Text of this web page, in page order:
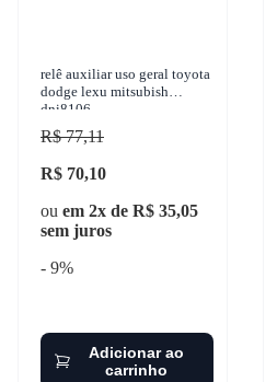
relê auxiliar uso geral toyota
dodge lexu mitsubish
dni8106
R$ 77,11
R$ 70,10
ou em 2x de R$ 35,05
sem juros
- 9%
Adicionar ao
carrinho